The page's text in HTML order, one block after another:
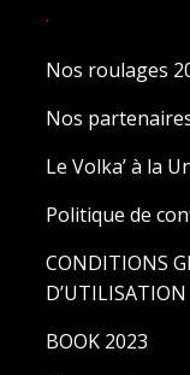
.
Nos roulages
Nos
Le Volka’ à la
Politique de
CONDITIONS
D’UTILISATION
BOOK 2023